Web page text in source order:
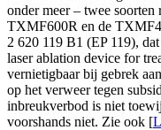
onder meer – twee
TXMF600R en de
2 620 119 B1 (EP 119),
laser ablation device for
vernietigbaar bij gebrek
op het verweer tegen
inbreukverbod is niet
voorshands niet. Zie ook [